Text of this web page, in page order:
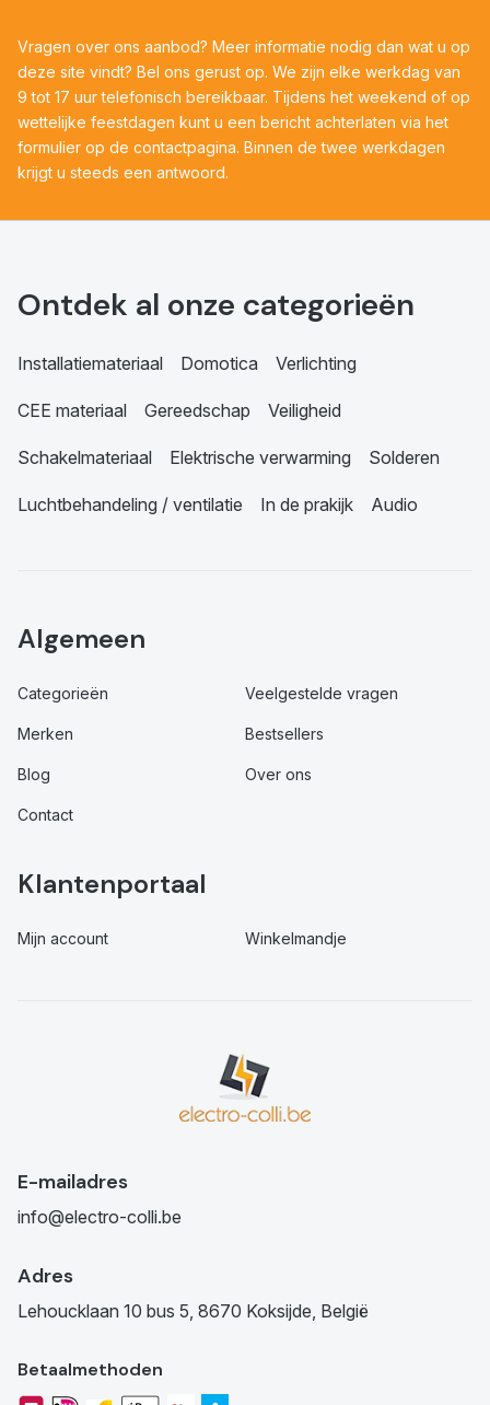
Vragen over ons aanbod? Meer informatie nodig dan wat u op
deze site vindt? Bel ons gerust op. We zijn elke werkdag van
9 tot 17 uur telefonisch bereikbaar. Tijdens het weekend of op
wettelijke feestdagen kunt u een bericht achterlaten via het
formulier op de contactpagina. Binnen de twee werkdagen
krijgt u steeds een antwoord.
Ontdek al onze categorieën
Installatiemateriaal Domotica Verlichting
CEE materiaal Gereedschap Veiligheid
Schakelmateriaal Elektrische verwarming Solderen
Luchtbehandeling / ventilatie In de prakijk Audio
Algemeen
Categorieën Veelgestelde vragen
Merken Bestsellers
Blog Over ons
Contact
Klantenportaal
Mijn account Winkelmandje
E-mailadres
info@electro-colli.be
Adres
Lehoucklaan 10 bus 5, 8670 Koksijde, België
Betaalmethoden